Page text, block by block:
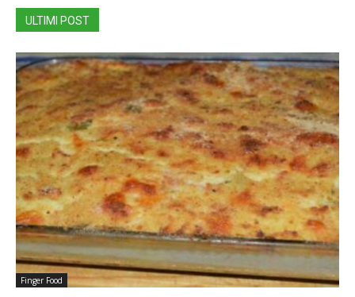
ULTIMI POST
Finger Food